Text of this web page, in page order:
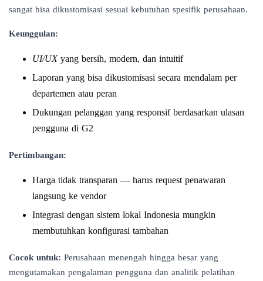
sangat bisa dikustomisasi sesuai kebutuhan spesifik perusahaan.
Keunggulan:
UI/UXyang bersih, modern, dan intuitif
Laporan yang bisa dikustomisasi secara mendalam per
departemen atau peran
Dukungan pelanggan yang responsif berdasarkan ulasan
pengguna di G2
Pertimbangan:
Harga tidak transparan — harus request penawaran
langsung ke vendor
Integrasi dengan sistem lokal Indonesia mungkin
membutuhkan konfigurasi tambahan
Cocok untuk: Perusahaan menengah hingga besar yang
mengutamakan pengalaman pengguna dan analitik pelatihan